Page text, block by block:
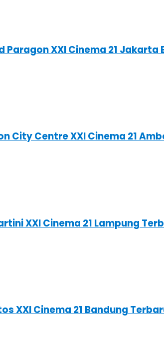
Paragon XXI Cinema 21
City Centre XXI Cinema 21
XXI Cinema 21 Lampung
XXI Cinema 21 Bandung